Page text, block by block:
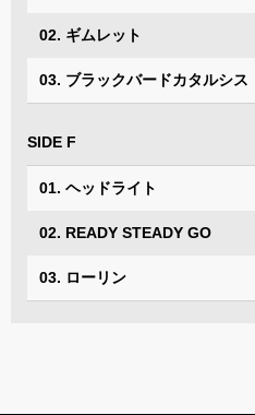
02. ギムレット
03. ブラックバードカタルシス
SIDE F
01. ヘッドライト
02. READY STEADY GO
03. ローリン